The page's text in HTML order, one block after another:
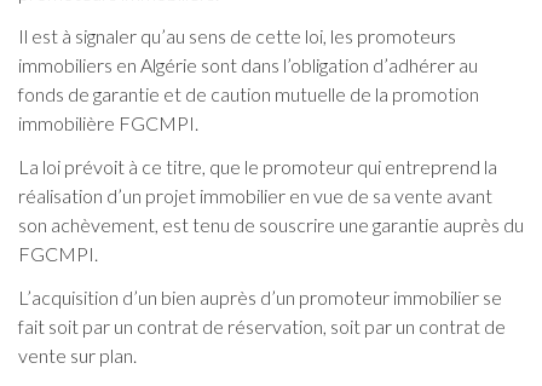
Il est à signaler qu’au sens de cette loi, les promoteurs
immobiliers en Algérie sont dans l’obligation d’adhérer au
fonds de garantie et de caution mutuelle de la promotion
immobilière FGCMPI.
La loi prévoit à ce titre, que le promoteur qui entreprend la
réalisation d’un projet immobilier en vue de sa vente avant
son achèvement, est tenu de souscrire une garantie auprès du
FGCMPI.
L’acquisition d’un bien auprès d’un promoteur immobilier se
fait soit par un contrat de réservation, soit par un contrat de
vente sur plan.